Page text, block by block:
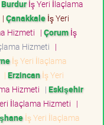
Burdurİş Yeri İlaçlama
| Çanakkaleİş Yeri
Hizmeti | Çorumİş
Hizmeti |
İş Yeri İlaçlama
| Erzincanİş Yeri
Hizmeti | Eskişehir
İlaçlama Hizmeti |
İş Yeri İlaçlama